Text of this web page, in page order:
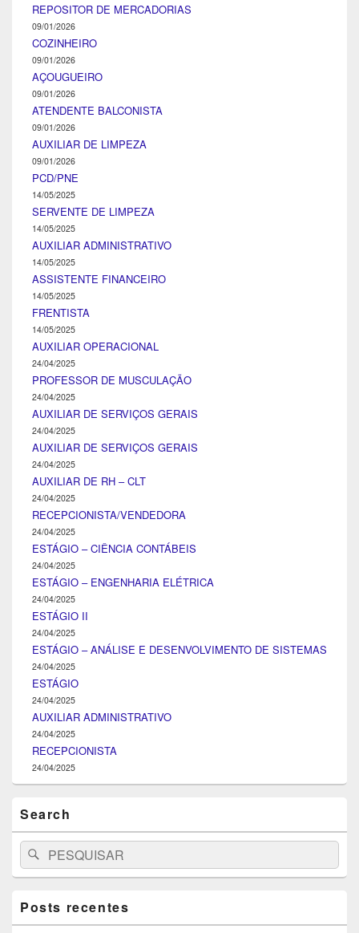
REPOSITOR DE MERCADORIAS
09/01/2026
COZINHEIRO
09/01/2026
AÇOUGUEIRO
09/01/2026
ATENDENTE BALCONISTA
09/01/2026
AUXILIAR DE LIMPEZA
09/01/2026
PCD/PNE
14/05/2025
SERVENTE DE LIMPEZA
14/05/2025
AUXILIAR ADMINISTRATIVO
14/05/2025
ASSISTENTE FINANCEIRO
14/05/2025
FRENTISTA
14/05/2025
AUXILIAR OPERACIONAL
24/04/2025
PROFESSOR DE MUSCULAÇÃO
24/04/2025
AUXILIAR DE SERVIÇOS GERAIS
24/04/2025
AUXILIAR DE SERVIÇOS GERAIS
24/04/2025
AUXILIAR DE RH – CLT
24/04/2025
RECEPCIONISTA/VENDEDORA
24/04/2025
ESTÁGIO – CIÊNCIA CONTÁBEIS
24/04/2025
ESTÁGIO – ENGENHARIA ELÉTRICA
24/04/2025
ESTÁGIO II
24/04/2025
ESTÁGIO – ANÁLISE E DESENVOLVIMENTO DE SISTEMAS
24/04/2025
ESTÁGIO
24/04/2025
AUXILIAR ADMINISTRATIVO
24/04/2025
RECEPCIONISTA
24/04/2025
Search
Search
for:
Pesquisar
Posts recentes